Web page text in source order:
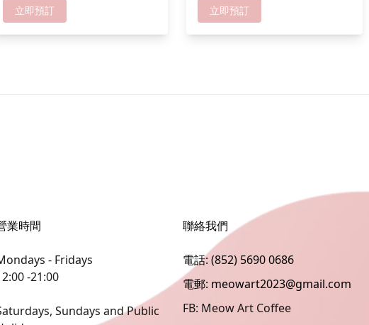
真係「摸得見」！ *成功報名可獲
送貓貓零食一份,人數愈多折扣愈多
立即預訂
扣愈多
立即預訂
業時間
- Fridays
-21:00
Sundays and Public
聯絡我們
電話: (852) 5690 0686
電郵: meowart2023@gmail.com
FB: Meow Art Coffee